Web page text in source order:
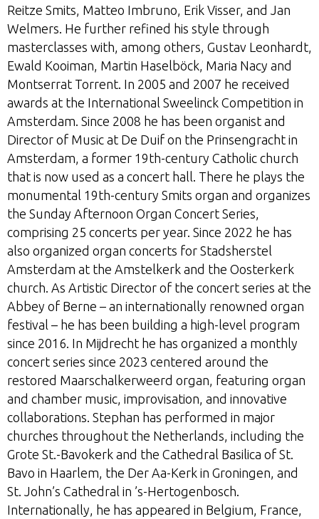
Reitze Smits, Matteo Imbruno, Erik Visser, and Jan
Welmers. He further refined his style through
masterclasses with, among others, Gustav Leonhardt,
Ewald Kooiman, Martin Haselböck, Maria Nacy and
Montserrat Torrent. In 2005 and 2007 he received
awards at the International Sweelinck Competition in
Amsterdam. Since 2008 he has been organist and
Director of Music at De Duif on the Prinsengracht in
Amsterdam, a former 19th-century Catholic church
that is now used as a concert hall. There he plays the
monumental 19th-century Smits organ and organizes
the Sunday Afternoon Organ Concert Series,
comprising 25 concerts per year. Since 2022 he has
also organized organ concerts for Stadsherstel
Amsterdam at the Amstelkerk and the Oosterkerk
church. As Artistic Director of the concert series at the
Abbey of Berne – an internationally renowned organ
festival – he has been building a high-level program
since 2016. In Mijdrecht he has organized a monthly
concert series since 2023 centered around the
restored Maarschalkerweerd organ, featuring organ
and chamber music, improvisation, and innovative
collaborations. Stephan has performed in major
churches throughout the Netherlands, including the
Grote St.-Bavokerk and the Cathedral Basilica of St.
Bavo in Haarlem, the Der Aa-Kerk in Groningen, and
St. John’s Cathedral in ’s-Hertogenbosch.
Internationally, he has appeared in Belgium, France,